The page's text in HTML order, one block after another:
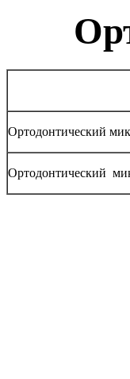
Ортодонтический
Ортодонтический